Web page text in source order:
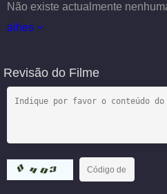
Não existe actualmente
alhes
Revisão do Filme